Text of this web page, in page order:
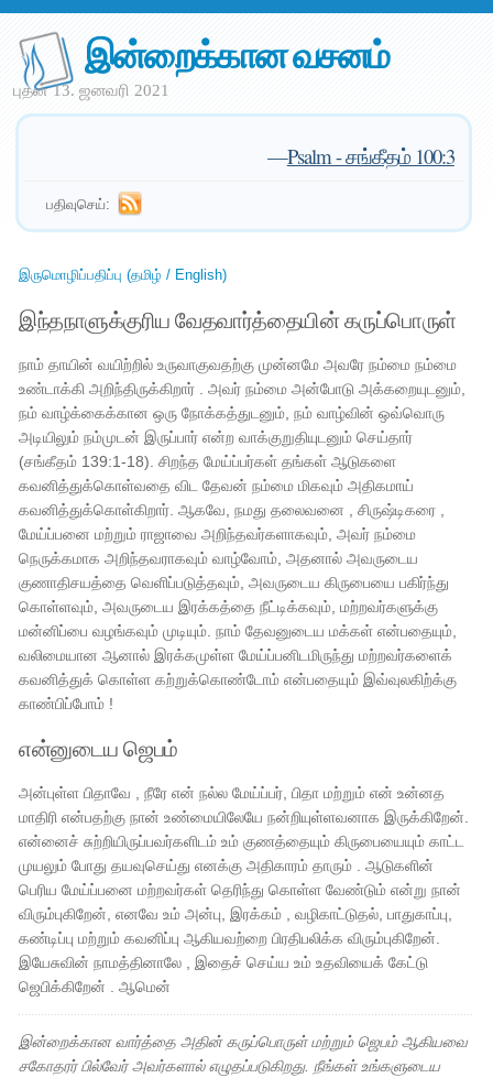
இன்றைக்கான வசனம்
புதன் 13. ஜனவரி 2021
—Psalm - சங்கீதம் 100:3
பதிவுசெய்:
இருமொழிப்பதிப்பு (தமிழ் / English)
இந்தநாளுக்குரிய வேதவார்த்தையின் கருப்பொருள்
நாம் தாயின் வயிற்றில் உருவாகுவதற்கு முன்னமே அவரே நம்மை நம்மை
உண்டாக்கி அறிந்திருக்கிறார் . அவர் நம்மை அன்போடு அக்கறையுடனும்,
நம் வாழ்க்கைக்கான ஒரு நோக்கத்துடனும், நம் வாழ்வின் ஒவ்வொரு
அடியிலும் நம்முடன் இருப்பார் என்ற வாக்குறுதியுடனும் செய்தார்
(சங்கீதம் 139:1-18). சிறந்த மேய்ப்பர்கள் தங்கள் ஆடுகளை
கவனித்துக்கொள்வதை விட தேவன் நம்மை மிகவும் அதிகமாய்
கவனித்துக்கொள்கிறார். ஆகவே, நமது தலைவனை , சிருஷ்டிகரை ,
மேய்ப்பனை மற்றும் ராஜாவை அறிந்தவர்களாகவும், அவர் நம்மை
நெருக்கமாக அறிந்தவராகவும் வாழ்வோம், அதனால் அவருடைய
குணாதிசயத்தை வெளிப்படுத்தவும், அவருடைய கிருபையை பகிர்ந்து
கொள்ளவும், அவருடைய இரக்கத்தை நீட்டிக்கவும், மற்றவர்களுக்கு
மன்னிப்பை வழங்கவும் முடியும். நாம் தேவனுடைய மக்கள் என்பதையும்,
வலிமையான ஆனால் இரக்கமுள்ள மேய்ப்பனிடமிருந்து மற்றவர்களைக்
கவனித்துக் கொள்ள கற்றுக்கொண்டோம் என்பதையும் இவ்வுலகிற்க்கு
காண்பிப்போம் !
என்னுடைய ஜெபம்
அன்புள்ள பிதாவே , நீரே என் நல்ல மேய்ப்பர், பிதா மற்றும் என் உன்னத
மாதிரி என்பதற்கு நான் உண்மையிலேயே நன்றியுள்ளவனாக இருக்கிறேன்.
என்னைச் சுற்றியிருப்பவர்களிடம் உம் குணத்தையும் கிருபையையும் காட்ட
முயலும் போது தயவுசெய்து எனக்கு அதிகாரம் தாரும் . ஆடுகளின்
பெரிய மேய்ப்பனை மற்றவர்கள் தெரிந்து கொள்ள வேண்டும் என்று நான்
விரும்புகிறேன், எனவே உம் அன்பு, இரக்கம் , வழிகாட்டுதல், பாதுகாப்பு,
கண்டிப்பு மற்றும் கவனிப்பு ஆகியவற்றை பிரதிபலிக்க விரும்புகிறேன்.
இயேசுவின் நாமத்தினாலே , இதைச் செய்ய உம் உதவியைக் கேட்டு
ஜெபிக்கிறேன் . ஆமென்
இன்றைக்கான வார்த்தை அதின் கருப்பொருள் மற்றும் ஜெபம் ஆகியவை
சகோதரர் பில்வேர் அவர்களால் எழுதப்படுகிறது. நீங்கள் உங்களுடைய